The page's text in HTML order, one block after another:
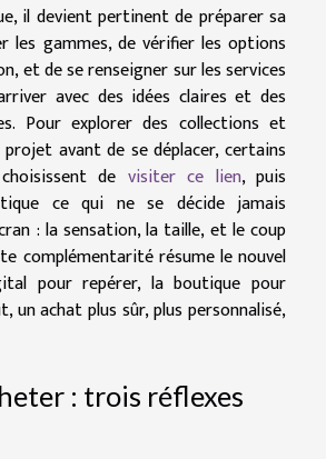
il devient pertinent de préparer sa
les gammes, de vérifier les options
et de se renseigner sur les services
avec des idées claires et des
Pour explorer des collections et
avant de se déplacer, certains
de visiter ce lien, puis
ce qui ne se décide jamais
: la sensation, la taille, et le coup
complémentarité résume le nouvel
pour repérer, la boutique pour
un achat plus sûr, plus personnalisé,
: trois réflexes